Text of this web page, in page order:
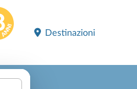
Destinazioni